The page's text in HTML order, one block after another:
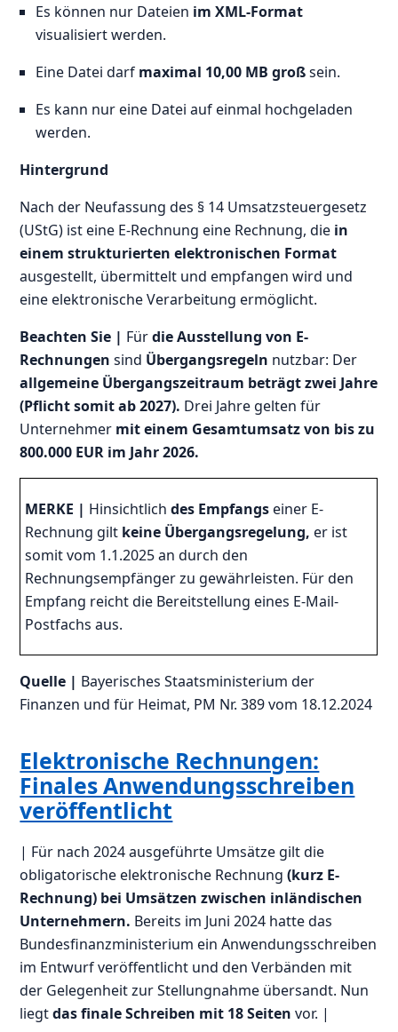
Es können nur Dateien im XML-Format
visualisiert werden.
Eine Datei darf maximal 10,00 MB großsein.
Es kann nur eine Datei auf einmal hochgeladen
werden.
Hintergrund
Nach der Neufassung des § 14 Umsatzsteuergesetz
(UStG) ist eine E-Rechnung eine Rechnung, die in
einem strukturierten elektronischen Format
ausgestellt, übermittelt und empfangen wird und
eine elektronische Verarbeitung ermöglicht.
Beachten Sie | Fürdie Ausstellung von E-
Rechnungen sind Übergangsregeln nutzbar: Der
allgemeine Übergangszeitraum beträgt zwei Jahre
(Pflicht somit ab 2027). Drei Jahre gelten für
Unternehmer mit einem Gesamtumsatz von bis zu
800.000 EUR im Jahr 2026.
MERKE | Hinsichtlichdes Empfangseiner E-
Rechnung gilt keine Übergangsregelung, er ist
somit vom 1.1.2025 an durch den
Rechnungsempfänger zu gewährleisten. Für den
Empfang reicht die Bereitstellung eines E-Mail-
Postfachs aus.
Quelle | Bayerisches Staatsministerium der
Finanzen und für Heimat, PM Nr. 389 vom 18.12.2024
Elektronische Rechnungen:
Finales Anwendungsschreiben
veröffentlicht
| Für nach 2024 ausgeführte Umsätze gilt die
obligatorische elektronische Rechnung(kurz E-
Rechnung) bei Umsätzen zwischen inländischen
Unternehmern. Bereits im Juni 2024 hatte das
Bundesfinanzministerium ein Anwendungsschreiben
im Entwurf veröffentlicht und den Verbänden mit
der Gelegenheit zur Stellungnahme übersandt. Nun
liegtdas finale Schreiben mit 18 Seiten vor. |